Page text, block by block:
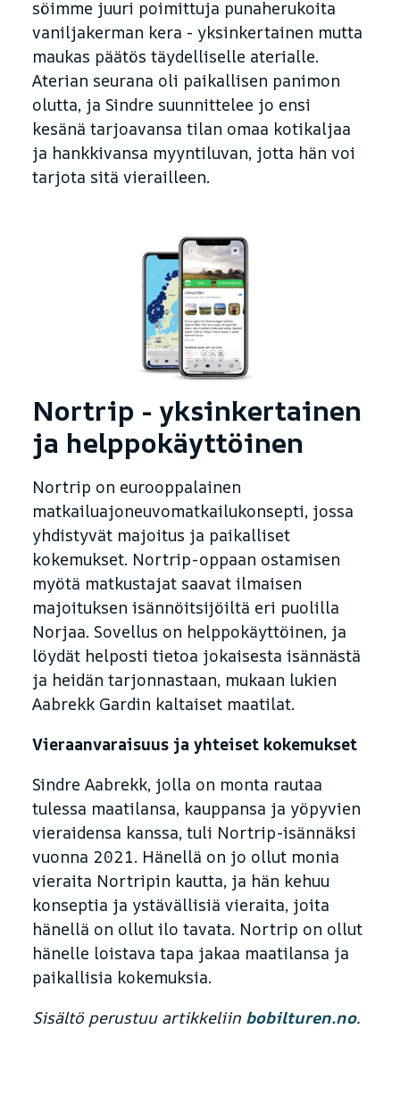
söimme juuri poimittuja punaherukoita
vaniljakerman kera - yksinkertainen mutta
maukas päätös täydelliselle aterialle.
Aterian seurana oli paikallisen panimon
olutta, ja Sindre suunnittelee jo ensi
kesänä tarjoavansa tilan omaa kotikaljaa
ja hankkivansa myyntiluvan, jotta hän voi
tarjota sitä vierailleen.
Nortrip - yksinkertainen
ja helppokäyttöinen
Nortrip on eurooppalainen
matkailuajoneuvomatkailukonsepti, jossa
yhdistyvät majoitus ja paikalliset
kokemukset. Nortrip-oppaan ostamisen
myötä matkustajat saavat ilmaisen
majoituksen isännöitsijöiltä eri puolilla
Norjaa. Sovellus on helppokäyttöinen, ja
löydät helposti tietoa jokaisesta isännästä
ja heidän tarjonnastaan, mukaan lukien
Aabrekk Gardin kaltaiset maatilat.
Vieraanvaraisuus ja yhteiset kokemukset
Sindre Aabrekk, jolla on monta rautaa
tulessa maatilansa, kauppansa ja yöpyvien
vieraidensa kanssa, tuli Nortrip-isännäksi
vuonna 2021. Hänellä on jo ollut monia
vieraita Nortripin kautta, ja hän kehuu
konseptia ja ystävällisiä vieraita, joita
hänellä on ollut ilo tavata. Nortrip on ollut
hänelle loistava tapa jakaa maatilansa ja
paikallisia kokemuksia.
Sisältö perustuu artikkeliin bobilturen.no.